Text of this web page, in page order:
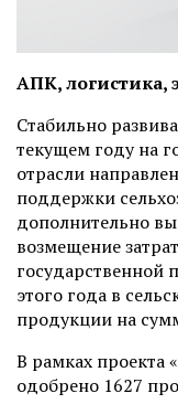
АПК, логистика,
Стабильно
текущем году на
отрасли
поддержки
дополнительно
возмещение
государственной
этого года в
продукции на
В рамках проекта
одобрено 1627